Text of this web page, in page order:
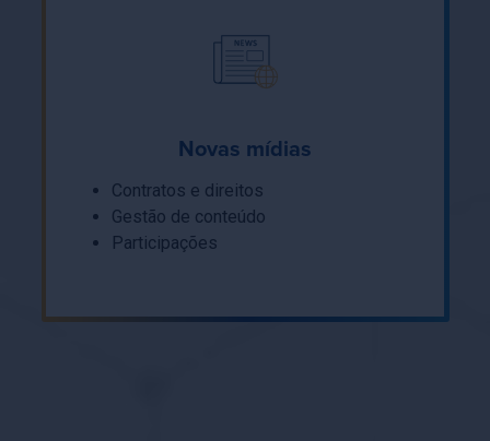
Novas mídias
Contratos e direitos
Gestão de conteúdo
Participações